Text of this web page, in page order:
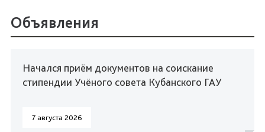
Объявления
Начался приём документов на соискание
стипендии Учёного совета Кубанского ГАУ
7 августа 2026